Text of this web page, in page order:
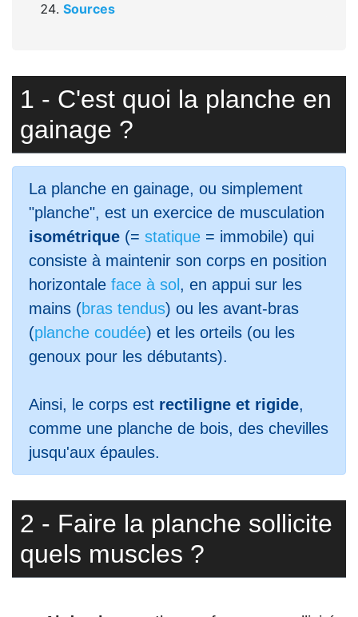
Sources
1 - C'est quoi la planche en
gainage ?
La planche en gainage, ou simplement
"planche", est un exercice de musculation
isométrique (= statique = immobile) qui
consiste à maintenir son corps en position
horizontale face à sol , en appui sur les
mains (bras tendus) ou les avant-bras
(planche coudée) et les orteils (ou les
genoux pour les débutants).
Ainsi, le corps est rectiligne et rigide,
comme une planche de bois, des chevilles
jusqu'aux épaules.
2 - Faire la planche sollicite
quels muscles ?